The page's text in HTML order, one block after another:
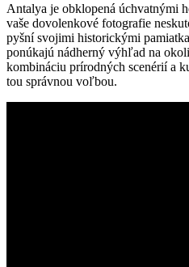
Antalya je obklopená úchvatnými
vaše dovolenkové fotografie
pyšní svojimi historickými
ponúkajú nádherný výhľad na
kombináciu prírodných scenérií a
tou správnou voľbou.